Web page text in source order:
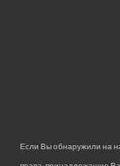
Если Вы обнаружили на